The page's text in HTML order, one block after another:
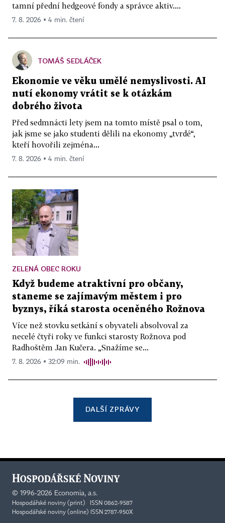
tamní přední hedgeové fondy a správce aktiv....
7. 8. 2026 ▪ 4 min. čtení
TOMÁŠ SEDLÁČEK
Ekonomie ve věku umělé nemyslivosti. AI
nutí ekonomy vrátit se k otázkám
dobrého života
Před sedmnácti lety jsem na tomto místě psal o tom,
jak jsme se jako studenti dělili na ekonomy „tvrdé“,
kteří hovořili zejména...
7. 8. 2026 ▪ 4 min. čtení
ZELENÁ OBEC ROKU
Když budeme atraktivní pro občany,
staneme se zajímavým městem i pro
byznys, říká starosta oceněného Rožnova
Více než stovku setkání s obyvateli absolvoval za
necelé čtyři roky ve funkci starosty Rožnova pod
Radhoštěm Jan Kučera. „Snažíme se...
7. 8. 2026 ▪ 32:09 min.
DALŠÍ ZPRÁVY
© 1996-2026 Economia, a.s.
Hospodářské noviny (print) ISSN 0862-9587
Hospodářské noviny (online) ISSN 2787-950X